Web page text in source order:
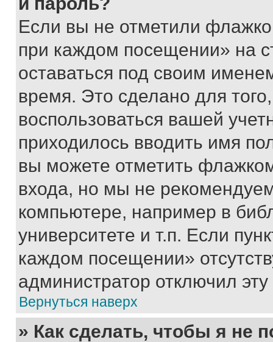
Если вы не отметили
при каждом посещении» на
оставаться под своим
время. Это сделано для
воспользоваться вашей
приходилось вводить имя
вы можете отметить
входа, но мы не
компьютере, например в
университете и т.п. Если
каждом посещении»
администратор отключил
Вернуться наверх
» Как сделать, чтобы я не